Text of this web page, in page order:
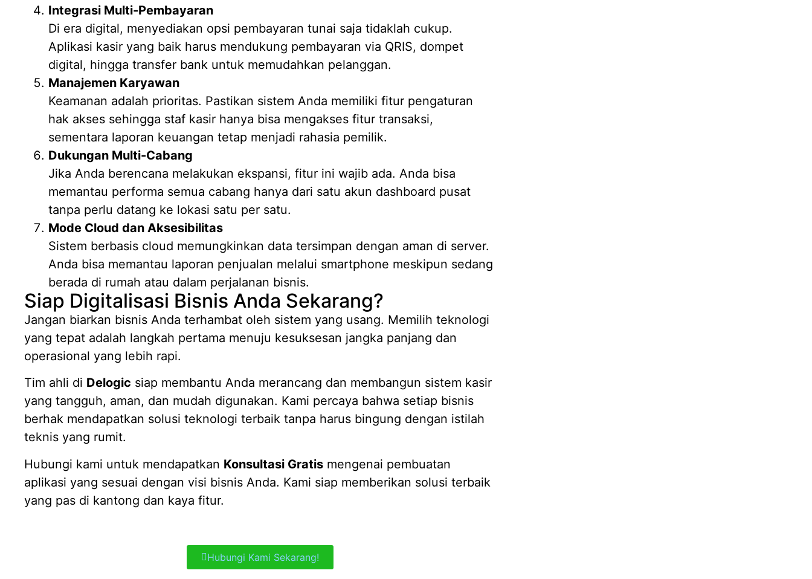
Integrasi Multi-Pembayaran
Di era digital, menyediakan opsi pembayaran tunai saja tidaklah cukup.
Aplikasi kasir yang baik harus mendukung pembayaran via QRIS, dompet
digital, hingga transfer bank untuk memudahkan pelanggan.
Manajemen Karyawan
Keamanan adalah prioritas. Pastikan sistem Anda memiliki fitur pengaturan
hak akses sehingga staf kasir hanya bisa mengakses fitur transaksi,
sementara laporan keuangan tetap menjadi rahasia pemilik.
Dukungan Multi-Cabang
Jika Anda berencana melakukan ekspansi, fitur ini wajib ada. Anda bisa
memantau performa semua cabang hanya dari satu akun dashboard pusat
tanpa perlu datang ke lokasi satu per satu.
Mode Cloud dan Aksesibilitas
Sistem berbasis cloud memungkinkan data tersimpan dengan aman di server.
Anda bisa memantau laporan penjualan melalui smartphone meskipun sedang
berada di rumah atau dalam perjalanan bisnis.
Siap Digitalisasi Bisnis Anda Sekarang?
Jangan biarkan bisnis Anda terhambat oleh sistem yang usang. Memilih teknologi
yang tepat adalah langkah pertama menuju kesuksesan jangka panjang dan
operasional yang lebih rapi.
Tim ahli di Delogic siap membantu Anda merancang dan membangun sistem kasir
yang tangguh, aman, dan mudah digunakan. Kami percaya bahwa setiap bisnis
berhak mendapatkan solusi teknologi terbaik tanpa harus bingung dengan istilah
teknis yang rumit.
Hubungi kami untuk mendapatkan Konsultasi Gratis mengenai pembuatan
aplikasi yang sesuai dengan visi bisnis Anda. Kami siap memberikan solusi terbaik
yang pas di kantong dan kaya fitur.
Hubungi Kami Sekarang!